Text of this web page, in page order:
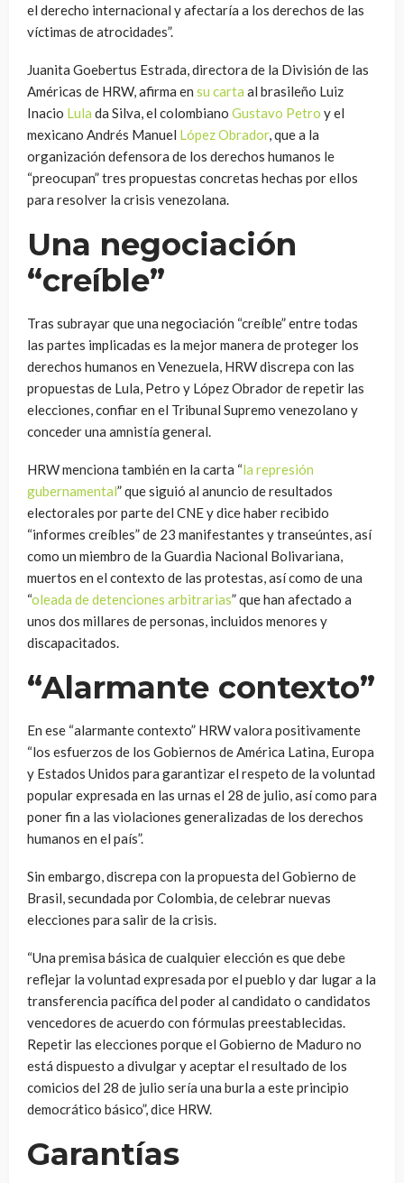
el derecho internacional y afectaría a los derechos de las
víctimas de atrocidades”.
Juanita Goebertus Estrada, directora de la División de las
Américas de HRW, afirma en su carta al brasileño Luiz
Inacio Lula da Silva, el colombiano Gustavo Petro y el
mexicano Andrés Manuel López Obrador, que a la
organización defensora de los derechos humanos le
“preocupan” tres propuestas concretas hechas por ellos
para resolver la crisis venezolana.
Una negociación
“creíble”
Tras subrayar que una negociación “creíble” entre todas
las partes implicadas es la mejor manera de proteger los
derechos humanos en Venezuela, HRW discrepa con las
propuestas de Lula, Petro y López Obrador de repetir las
elecciones, confiar en el Tribunal Supremo venezolano y
conceder una amnistía general.
HRW menciona también en la carta “la represión
gubernamental” que siguió al anuncio de resultados
electorales por parte del CNE y dice haber recibido
“informes creíbles” de 23 manifestantes y transeúntes, así
como un miembro de la Guardia Nacional Bolivariana,
muertos en el contexto de las protestas, así como de una
“oleada de detenciones arbitrarias” que han afectado a
unos dos millares de personas, incluidos menores y
discapacitados.
“Alarmante contexto”
En ese “alarmante contexto” HRW valora positivamente
“los esfuerzos de los Gobiernos de América Latina, Europa
y Estados Unidos para garantizar el respeto de la voluntad
popular expresada en las urnas el 28 de julio, así como para
poner fin a las violaciones generalizadas de los derechos
humanos en el país”.
Sin embargo, discrepa con la propuesta del Gobierno de
Brasil, secundada por Colombia, de celebrar nuevas
elecciones para salir de la crisis.
“Una premisa básica de cualquier elección es que debe
reflejar la voluntad expresada por el pueblo y dar lugar a la
transferencia pacífica del poder al candidato o candidatos
vencedores de acuerdo con fórmulas preestablecidas.
Repetir las elecciones porque el Gobierno de Maduro no
está dispuesto a divulgar y aceptar el resultado de los
comicios del 28 de julio sería una burla a este principio
democrático básico”, dice HRW.
Garantías